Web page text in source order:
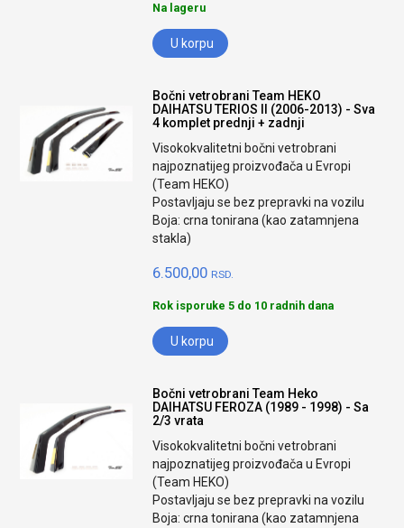
Na lageru
U korpu
Bočni vetrobrani Team HEKO
DAIHATSU TERIOS II (2006-2013) - Sva
4 komplet prednji + zadnji
Visokokvalitetni bočni vetrobrani
najpoznatijeg proizvođača u Evropi
(Team HEKO)
Postavljaju se bez prepravki na vozilu
Boja: crna tonirana (kao zatamnjena
stakla)
6.500,00 RSD.
Rok isporuke 5 do 10 radnih dana
U korpu
Bočni vetrobrani Team Heko
DAIHATSU FEROZA (1989 - 1998) - Sa
2/3 vrata
Visokokvalitetni bočni vetrobrani
najpoznatijeg proizvođača u Evropi
(Team HEKO)
Postavljaju se bez prepravki na vozilu
Boja: crna tonirana (kao zatamnjena